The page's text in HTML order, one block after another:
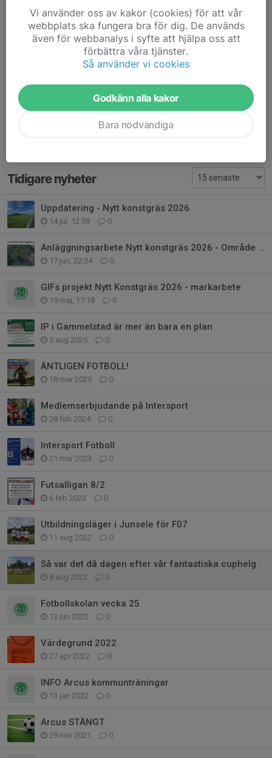
Stort tack för Din insats under Gammelstads IF cup 2022!
Tobias Skogsberg, Ordförande Gammelstads IF fotbollssektion
Dela nyhet
Tidigare nyheter
Uppdatering - Nytt konstgräs 2026
14 jul, 12:59 0
Anläggningsarbete Nytt konstgräs 2026 - Område avspärrat
17 jun, 22:34 0
GIFs projekt Nytt Konstgräs 2026 - markarbete
19 maj, 17:18 0
IP i Gammelstad är mer än bara en plan
5 aug 2025 0
ÄNTLIGEN FOTBOLL!
18 mar 2025 0
Medlemserbjudande på Intersport
28 feb 2024 0
Intersport Fotboll
21 mar 2023 0
Futsalligan 8/2
6 feb 2023 0
Utbildningsläger i Junsele för F07
11 aug 2022 0
Så var det då dagen efter vår fantastiska cuphelg
8 aug 2022 0
Fotbollskolan vecka 25
13 jun 2022 0
Värdegrund 2022
27 apr 2022 0
INFO Arcus kommunträningar
13 jan 2022 0
Arcus STÄNGT
29 nov 2021 0
Vi använder oss av kakor (cookies) för att vår
webbplats ska fungera bra för dig. De används
även för webbanalys i syfte att hjälpa oss att
förbättra våra tjänster.
Så använder vi cookies
Godkänn alla kakor
Bara nödvändiga